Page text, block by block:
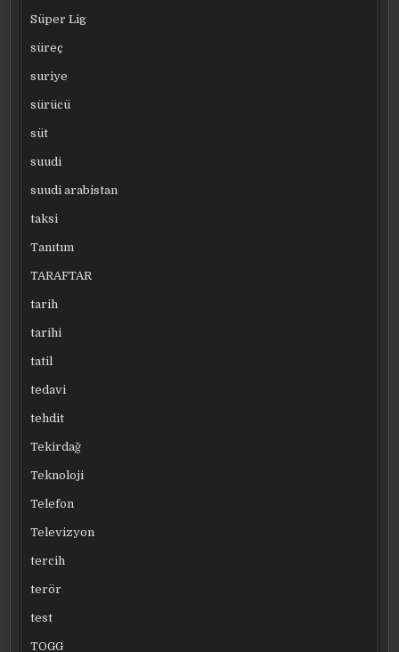
Süper Lig
süreç
suriye
sürücü
süt
suudi
suudi arabistan
taksi
Tanıtım
TARAFTAR
tarih
tarihi
tatil
tedavi
tehdit
Tekirdağ
Teknoloji
Telefon
Televizyon
tercih
terör
test
TOGG